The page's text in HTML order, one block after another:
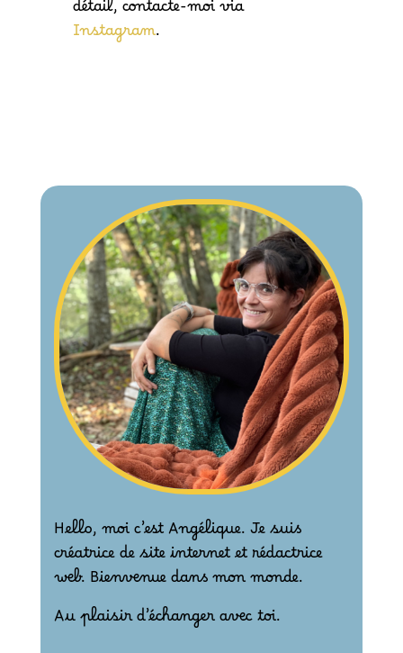
détail, contacte-moi via
Instagram.
Hello, moi c’est Angélique. Je suis
créatrice de site internet et rédactrice
web. Bienvenue dans mon monde.
Au plaisir d’échanger avec toi.